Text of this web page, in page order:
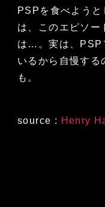
PSPを食べようと
は、このエピソ
は…。実は、PSP
いるから自慢する
も。
source : Henry